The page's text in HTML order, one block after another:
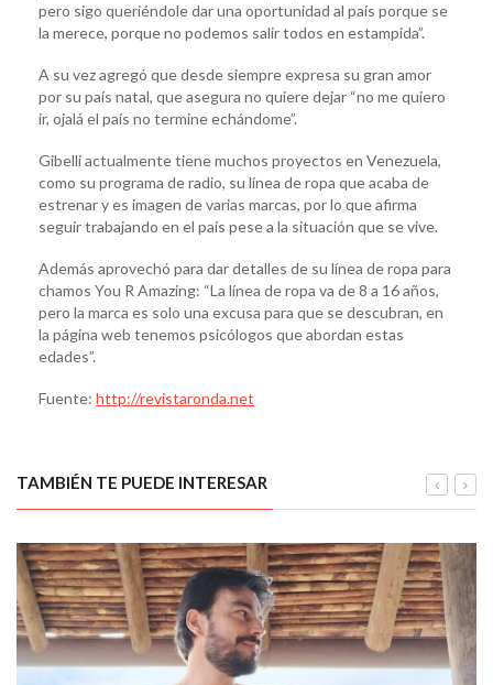
pero sigo queriéndole dar una oportunidad al país porque se
la merece, porque no podemos salir todos en estampida”.
A su vez agregó que desde siempre expresa su gran amor
por su país natal, que asegura no quiere dejar “no me quiero
ir, ojalá el país no termine echándome”.
Gibelli actualmente tiene muchos proyectos en Venezuela,
como su programa de radio, su línea de ropa que acaba de
estrenar y es imagen de varias marcas, por lo que afirma
seguir trabajando en el país pese a la situación que se vive.
Además aprovechó para dar detalles de su línea de ropa para
chamos You R Amazing: “La línea de ropa va de 8 a 16 años,
pero la marca es solo una excusa para que se descubran, en
la página web tenemos psicólogos que abordan estas
edades”.
Fuente: http://revistaronda.net
TAMBIÉN TE PUEDE INTERESAR